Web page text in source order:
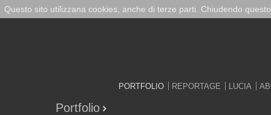
Questo sito utilizzana cookies, anche di terze parti. Chiudendo
PORTFOLIO REPORTAGE LUCIA
Portfolio